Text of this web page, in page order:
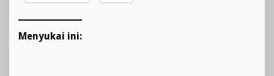
Menyukai ini: